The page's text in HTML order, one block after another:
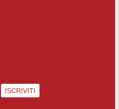
ISCRIVITI